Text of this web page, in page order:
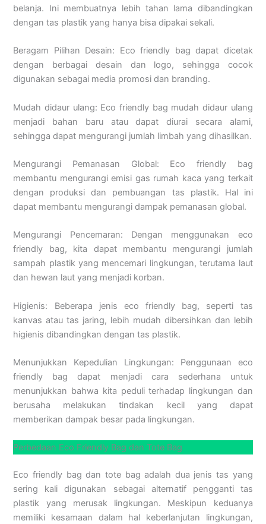
belanja. Ini membuatnya lebih tahan lama dibandingkan
dengan tas plastik yang hanya bisa dipakai sekali.
Beragam Pilihan Desain: Eco friendly bag dapat dicetak
dengan berbagai desain dan logo, sehingga cocok
digunakan sebagai media promosi dan branding.
Mudah didaur ulang: Eco friendly bag mudah didaur ulang
menjadi bahan baru atau dapat diurai secara alami,
sehingga dapat mengurangi jumlah limbah yang dihasilkan.
Mengurangi Pemanasan Global: Eco friendly bag
membantu mengurangi emisi gas rumah kaca yang terkait
dengan produksi dan pembuangan tas plastik. Hal ini
dapat membantu mengurangi dampak pemanasan global.
Mengurangi Pencemaran: Dengan menggunakan eco
friendly bag, kita dapat membantu mengurangi jumlah
sampah plastik yang mencemari lingkungan, terutama laut
dan hewan laut yang menjadi korban.
Higienis: Beberapa jenis eco friendly bag, seperti tas
kanvas atau tas jaring, lebih mudah dibersihkan dan lebih
higienis dibandingkan dengan tas plastik.
Menunjukkan Kepedulian Lingkungan: Penggunaan eco
friendly bag dapat menjadi cara sederhana untuk
menunjukkan bahwa kita peduli terhadap lingkungan dan
berusaha melakukan tindakan kecil yang dapat
memberikan dampak besar pada lingkungan.
Perbedaan Eco Friendly Bag dan Tote Bag
Eco friendly bag dan tote bag adalah dua jenis tas yang
sering kali digunakan sebagai alternatif pengganti tas
plastik yang merusak lingkungan. Meskipun keduanya
memiliki kesamaan dalam hal keberlanjutan lingkungan,